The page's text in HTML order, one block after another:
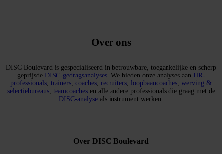
Over ons
DISC Boulevard is gespecialiseerd in betrouwbare, toegankelijke en scherp
geprijsde DISC-gedragsanalyses. We bieden onze analyses aan HR-
professionals trainers coaches recruiters loopbaancoaches werving &
selectiebureaus, teamcoachesen alle andere professionals die graag met de
DISC-analyse als instrument werken.
Over DISC Boulevard